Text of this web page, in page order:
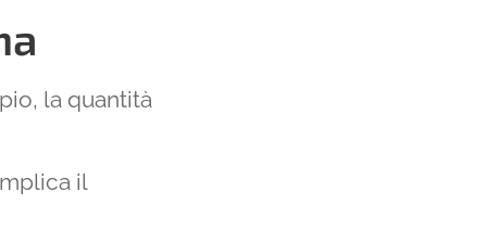
la quantità
il